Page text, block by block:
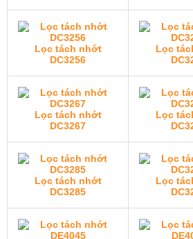
Lọc tách nhớt
DC3256
Lọc
Lọc tách nhớt
DC3267
Lọc
Lọc tách nhớt
DC3285
Lọc